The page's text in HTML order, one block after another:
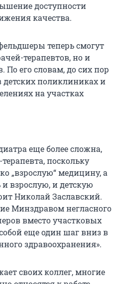
доступности
качества.
теперь смогут
терапевтов, но и
По его словам, до сих пор
детских поликлиниках и
на участках
еще более сложна,
поскольку
„взрослую“ медицину, а
взрослую, и детскую
Николай Заславский.
Минздравом негласного
вместо участковых
еще один шаг вниз в
здравоохранения».
своих коллег, многие